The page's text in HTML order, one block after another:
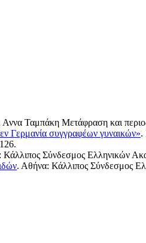
Αννα Ταμπάκη Μετάφραση και
Γερμανία συγγραφέων γυναικών».
Κάλλιπος Σύνδεσμος Ελληνικών
. Αθήνα: Κάλλιπος Σύνδεσμος